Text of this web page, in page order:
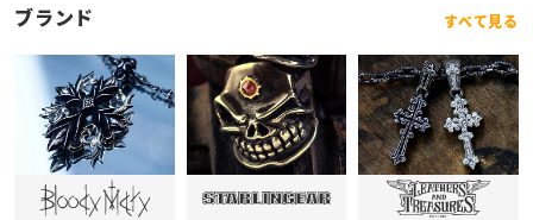
ブランド すべて見る